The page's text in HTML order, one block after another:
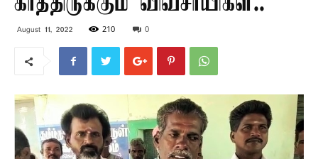
August 11, 2022 210 0